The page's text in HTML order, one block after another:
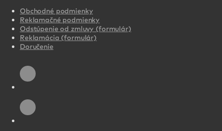
Obchodné podmienky
Reklamačné podmienky
Odstúpenie od zmluvy (formulár)
Reklamácia (formulár)
Doručenie